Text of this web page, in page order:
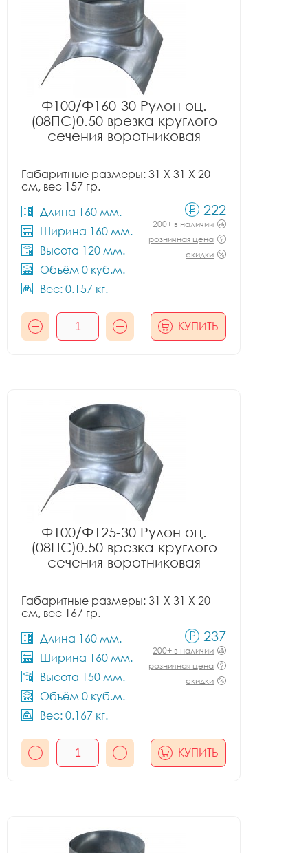
Ф100/Ф160-30 Рулон оц.
(08ПС)0.50 врезка круглого
сечения воротниковая
Габаритные размеры: 31 X 31 X 20
см, вес 157 гр.
Длина 160 мм.
Ширина 160 мм.
Высота 120 мм.
Объём 0 куб.м.
Вес: 0.157 кг.
222
200+ в наличии
розничная цена
скидки
КУПИТЬ
Ф100/Ф125-30 Рулон оц.
(08ПС)0.50 врезка круглого
сечения воротниковая
Габаритные размеры: 31 X 31 X 20
см, вес 167 гр.
Длина 160 мм.
Ширина 160 мм.
Высота 150 мм.
Объём 0 куб.м.
Вес: 0.167 кг.
237
200+ в наличии
розничная цена
скидки
КУПИТЬ